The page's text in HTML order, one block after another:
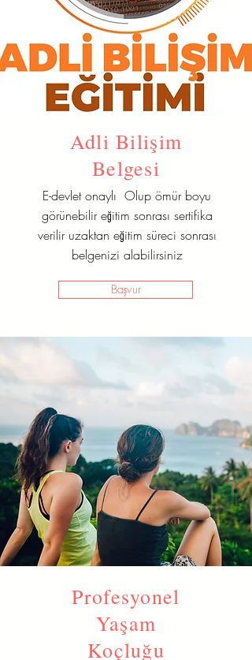
Adli Bilişim
Belgesi
E-devlet onaylı Olup ömür boyu
görünebilir eğitim sonrası sertifika
verilir uzaktan eğitim süreci sonrası
belgenizi alabilirsiniz
Başvur
Profesyonel
Yaşam
Koçluğu